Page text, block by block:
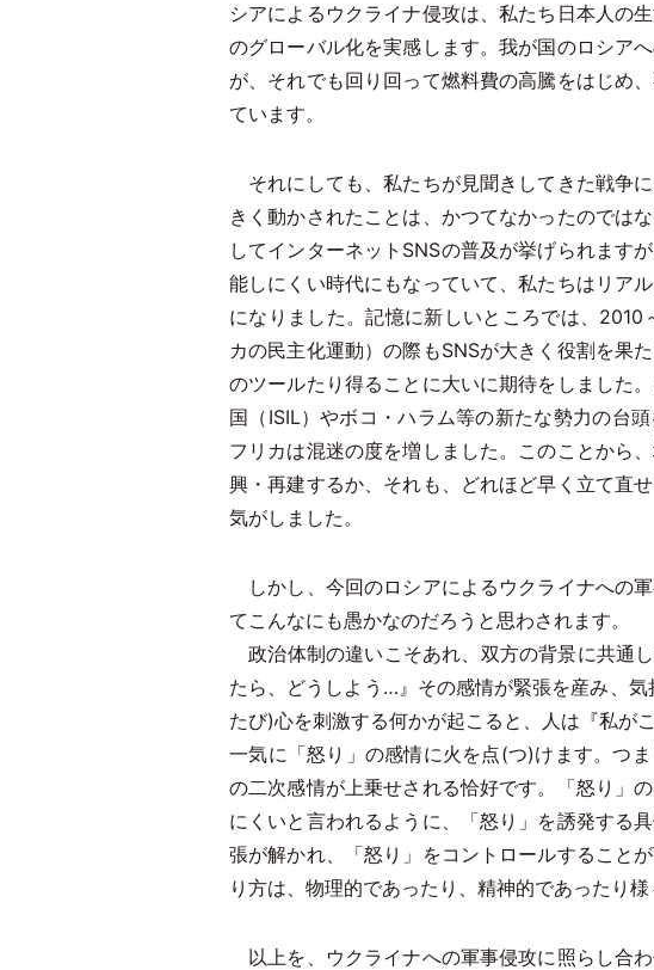
シアによるウクライナ侵攻は、私たち日本人の
のグローバル化を実感します。我が国のロシア
が、それでも回り回って燃料費の高騰をはじめ
ています。
それにしても、私たちが見聞きしてきた戦争
きく動かされたことは、かつてなかったのでは
してインターネットSNSの普及が挙げられます
能しにくい時代にもなっていて、私たちはリア
になりました。記憶に新しいところでは、
カの民主化運動）の際もSNSが大きく役割を果
のツールたり得ることに大いに期待をしました
国（ISIL）やボコ・ハラム等の新たな勢力の台
フリカは混迷の度を増しました。このことから
興・再建するか、それも、どれほど早く立て直
気がしました。
しかし、今回のロシアによるウクライナへの
てこんなにも愚かなのだろうと思わされます。
政治体制の違いこそあれ、双方の背景に共通
たら、どうしよう…』その感情が緊張を産み、
たび)心を刺激する何かが起こると、人は『私が
一気に「怒り」の感情に火を点(つ)けます。つ
の二次感情が上乗せされる恰好です。「怒り」
にくいと言われるように、「怒り」を誘発する
張が解かれ、「怒り」をコントロールすること
り方は、物理的であったり、精神的であったり様
以上を、ウクライナへの軍事侵攻に照らし合